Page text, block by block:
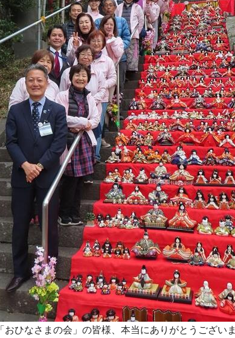
「おひなさまの会」の皆様、本当にありがとうございま